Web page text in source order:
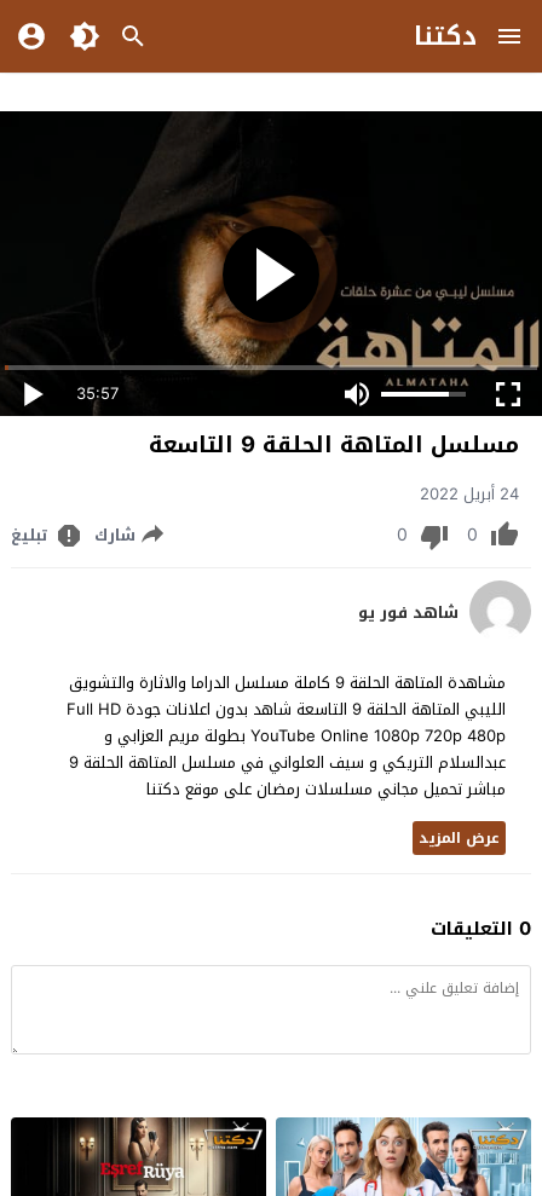
دكتنا
35:57
مسلسل المتاهة الحلقة 9 التاسعة
24 أبريل 2022
0
0 شارك تبليغ
شاهد فور يو
مشاهدة المتاهة الحلقة 9 كاملة مسلسل الدراما والاثارة والتشويق
الليبي المتاهة الحلقة 9 التاسعة شاهد بدون اعلانات جودة Full HD
YouTube Online 1080p 720p 480p بطولة مريم العزابي و
عبدالسلام التريكي و سيف العلواني في مسلسل المتاهة الحلقة 9
مباشر تحميل مجاني مسلسلات رمضان على موقع دكتنا
عرض المزيد
0 التعليقات